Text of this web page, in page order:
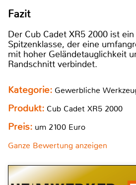
Fazit
Der Cub Cadet XR5 2000 ist
Spitzenklasse, der eine
mit hoher Geländetauglichkeit
Randschnitt verbindet.
Kategorie: Gewerbliche
Produkt: Cub Cadet XR5 2000
Preis: um 2100 Euro
Ganze Bewertung anzeigen